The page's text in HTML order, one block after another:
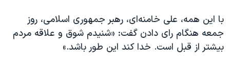
با این همه، علی خامنه‌ای، رهبر جمهوری اسلامی، روز
جمعه هنگام رای دادن گفت: «شنیدم شوق و علاقه مردم
بیشتر از قبل است. خدا کند این طور باشد.»